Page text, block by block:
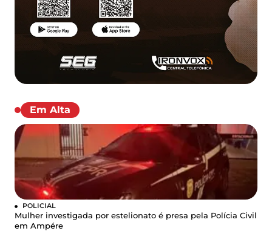
Em Alta
POLICIAL
Mulher investigada por estelionato é presa pela Polícia Civil
em Ampére